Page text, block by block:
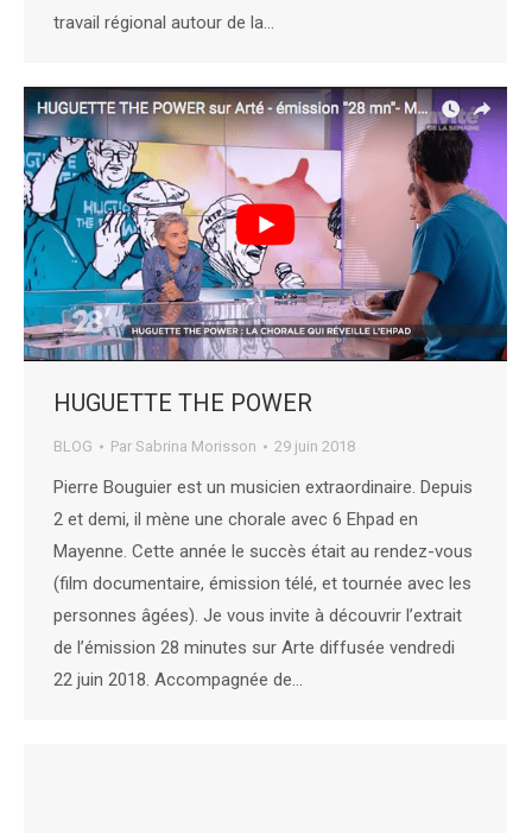
travail régional autour de la…
HUGUETTE THE POWER
BLOG Par Sabrina Morisson 29 juin 2018
Pierre Bouguier est un musicien extraordinaire. Depuis
2 et demi, il mène une chorale avec 6 Ehpad en
Mayenne. Cette année le succès était au rendez-vous
(film documentaire, émission télé, et tournée avec les
personnes âgées). Je vous invite à découvrir l’extrait
de l’émission 28 minutes sur Arte diffusée vendredi
22 juin 2018. Accompagnée de…